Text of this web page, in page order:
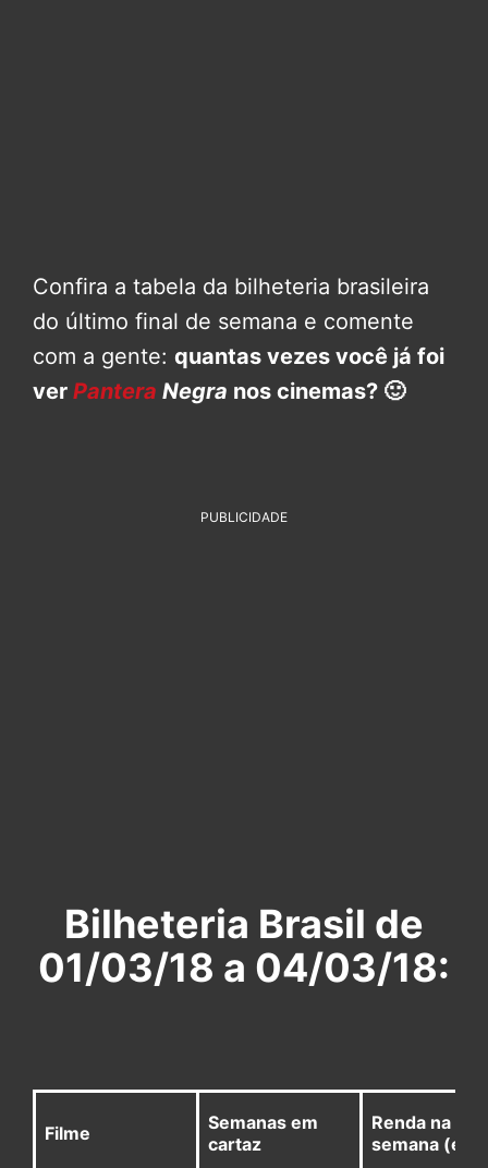
Confira a tabela da bilheteria brasileira
do último final de semana e comente
com a gente: quantas vezes você já foi
ver Pantera Negra nos cinemas? 🙂
PUBLICIDADE
Bilheteria Brasil de
01/03/18 a 04/03/18:
Filme
Semanas em
cartaz
Renda na
semana (em